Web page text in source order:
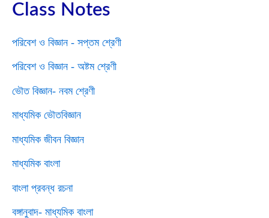
Class Notes
পরিবেশ ও বিজ্ঞান - সপ্তম শ্রেণী
পরিবেশ ও বিজ্ঞান - অষ্টম শ্রেণী
ভৌত বিজ্ঞান- নবম শ্রেণী
মাধ্যমিক ভৌতবিজ্ঞান
মাধ্যমিক জীবন বিজ্ঞান
মাধ্যমিক বাংলা
বাংলা প্রবন্ধ রচনা
বঙ্গানুবাদ- মাধ্যমিক বাংলা